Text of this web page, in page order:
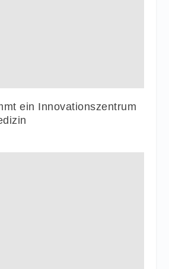
ein Innovationszentrum